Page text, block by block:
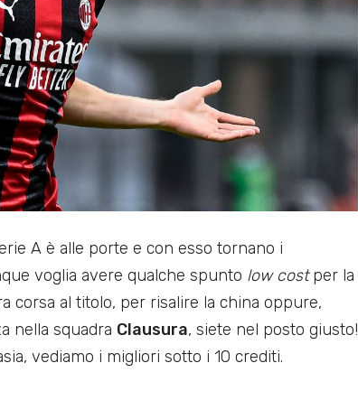
A è alle porte e con esso tornano i
voglia avere qualche spunto low costper la
corsa al titolo, per risalire la china oppure,
nella squadra Clausura, siete nel posto giusto!
vediamo i migliori sotto i 10 crediti.